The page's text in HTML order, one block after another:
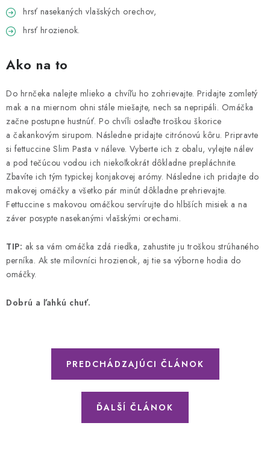
hrsť nasekaných vlašských orechov,
hrsť hrozienok.
Ako na to
Do hrnčeka nalejte mlieko a chvíľu ho zohrievajte. Pridajte zomletý
mak a na miernom ohni stále miešajte, nech sa nepripáli. Omáčka
začne postupne hustnúť. Po chvíli oslaďte troškou škorice
a čakankovým sirupom. Následne pridajte citrónovú kôru. Pripravte
si fettuccine Slim Pasta v náleve. Vyberte ich z obalu, vylejte nálev
a pod tečúcou vodou ich niekoľkokrát dôkladne prepláchnite.
Zbavíte ich tým typickej konjakovej arómy. Následne ich pridajte do
makovej omáčky a všetko pár minút dôkladne prehrievajte.
Fettuccine s makovou omáčkou servírujte do hlbších misiek a na
záver posypte nasekanými vlašskými orechami.
TIP: ak sa vám omáčka zdá riedka, zahustite ju troškou strúhaného
perníka. Ak ste milovníci hrozienok, aj tie sa výborne hodia do
omáčky.
Dobrú a ľahkú chuť.
PREDCHÁDZAJÚCI ČLÁNOK
ĎALŠÍ ČLÁNOK